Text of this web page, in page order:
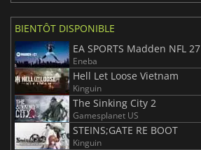
BIENTÔT DISPONIBLE
EA SPORTS Madden NFL 27
Eneba
Hell Let Loose Vietnam
Kinguin
The Sinking City 2
Gamesplanet US
STEINS;GATE RE BOOT
Kinguin